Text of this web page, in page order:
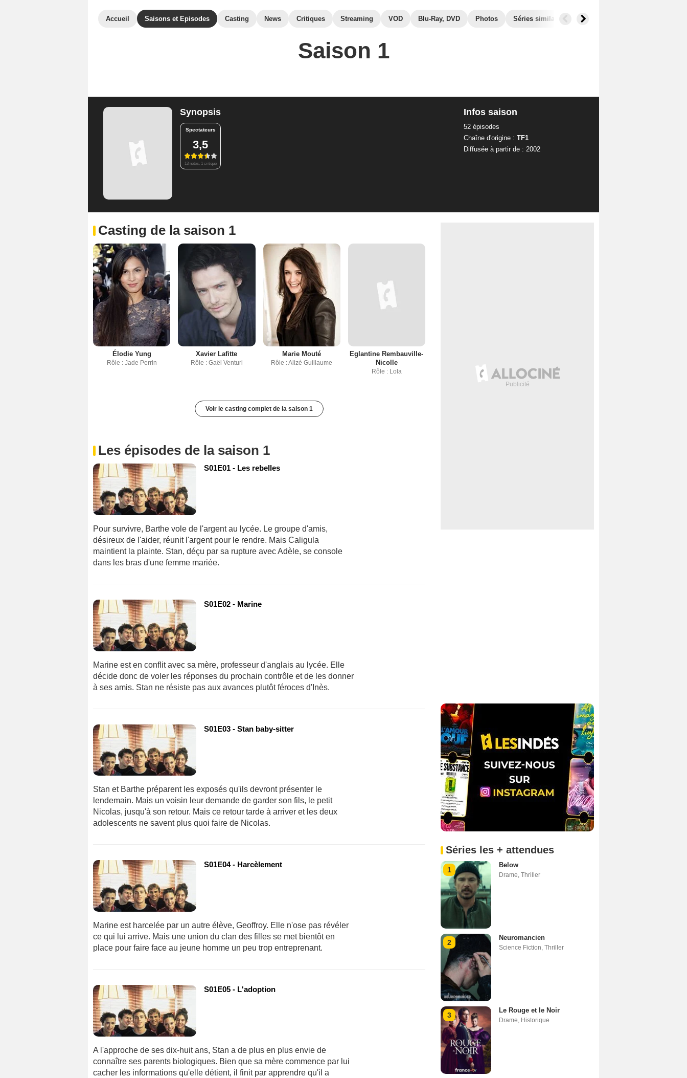
Accueil Saisons et Episodes Casting News Critiques Streaming VOD Blu-Ray, DVD Photos Séries similaires
Saison 1
Synopsis
Spectateurs
3,5
13 notes, 1 critique
Infos saison
52 épisodes
Chaîne d'origine : TF1
Diffusée à partir de : 2002
Casting de la saison 1
Élodie Yung
Rôle : Jade Perrin
Xavier Lafitte
Rôle : Gaël Venturi
Marie Mouté
Rôle : Alizé Guillaume
Eglantine Rembauville-
Nicolle
Rôle : Lola
Voir le casting complet de la saison 1
Les épisodes de la saison 1
S01E01 - Les rebelles
Pour survivre, Barthe vole de l'argent au lycée. Le groupe d'amis,
désireux de l'aider, réunit l'argent pour le rendre. Mais Caligula
maintient la plainte. Stan, déçu par sa rupture avec Adèle, se console
dans les bras d'une femme mariée.
S01E02 - Marine
Marine est en conflit avec sa mère, professeur d'anglais au lycée. Elle
décide donc de voler les réponses du prochain contrôle et de les donner
à ses amis. Stan ne résiste pas aux avances plutôt féroces d'Inès.
S01E03 - Stan baby-sitter
Stan et Barthe préparent les exposés qu'ils devront présenter le
lendemain. Mais un voisin leur demande de garder son fils, le petit
Nicolas, jusqu'à son retour. Mais ce retour tarde à arriver et les deux
adolescents ne savent plus quoi faire de Nicolas.
S01E04 - Harcèlement
Marine est harcelée par un autre élève, Geoffroy. Elle n'ose pas révéler
ce qui lui arrive. Mais une union du clan des filles se met bientôt en
place pour faire face au jeune homme un peu trop entreprenant.
S01E05 - L'adoption
A l'approche de ses dix-huit ans, Stan a de plus en plus envie de
connaître ses parents biologiques. Bien que sa mère commence par lui
cacher les informations qu'elle détient, il finit par apprendre qu'il a
Séries les + attendues
1
Below
Drame Thriller
2
Neuromancien
Science Fiction Thriller
3
Le Rouge et le Noir
Drame Historique